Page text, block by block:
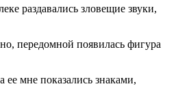
раздавались зловещие звуки,
передомной появилась фигура
мне показались знаками,